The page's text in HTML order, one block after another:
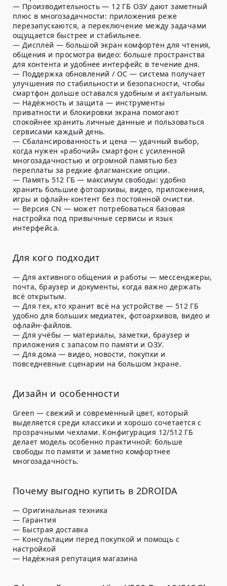
— Производительность — 12 ГБ ОЗУ дают заметный
плюс в многозадачности: приложения реже
перезапускаются, а переключение между задачами
ощущается быстрее и стабильнее.
— Дисплей — большой экран комфортен для чтения,
общения и просмотра видео: больше пространства
для контента и удобнее интерфейс в течение дня.
— Поддержка обновлений / ОС — система получает
улучшения по стабильности и безопасности, чтобы
смартфон дольше оставался удобным и актуальным.
— Надёжность и защита — инструменты
приватности и блокировки экрана помогают
спокойнее хранить личные данные и пользоваться
сервисами каждый день.
— Сбалансированность и цена — удачный выбор,
когда нужен «рабочий» смартфон с усиленной
многозадачностью и огромной памятью без
переплаты за редкие флагманские опции.
— Память 512 ГБ — максимум свободы: удобно
хранить большие фотоархивы, видео, приложения,
игры и офлайн-контент без постоянной очистки.
— Версия CN — может потребоваться базовая
настройка под привычные сервисы и язык
интерфейса.
Для кого подходит
— Для активного общения и работы — мессенджеры,
почта, браузер и документы, когда важно держать
всё открытым.
— Для тех, кто хранит всё на устройстве — 512 ГБ
удобно для больших медиатек, фотоархивов, видео и
офлайн-файлов.
— Для учёбы — материалы, заметки, браузер и
приложения с запасом по памяти и ОЗУ.
— Для дома — видео, новости, покупки и
повседневные сценарии на большом экране.
Дизайн и особенности
Green — свежий и современный цвет, который
выделяется среди классики и хорошо сочетается с
прозрачными чехлами. Конфигурация 12/512 ГБ
делает модель особенно практичной: больше
свободы по памяти и заметно комфортнее
многозадачность.
Почему выгодно купить в 2DROIDA
— Оригинальная техника
— Гарантия
— Быстрая доставка
— Консультации перед покупкой и помощь с
настройкой
— Надёжная репутация магазина